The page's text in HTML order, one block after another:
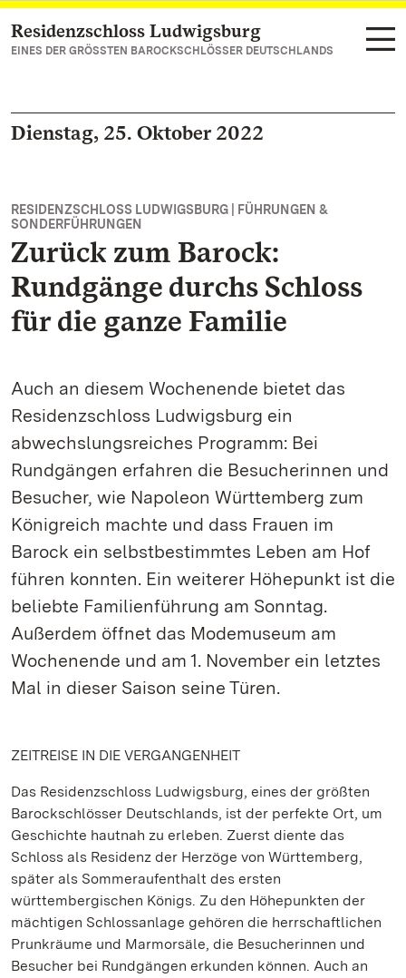
Zum Hauptinhalt springen
Residenzschloss Ludwigsburg
EINES DER GRÖSSTEN BAROCKSCHLÖSSER DEUTSCHLANDS
Dienstag, 25. Oktober 2022
RESIDENZSCHLOSS LUDWIGSBURG | FÜHRUNGEN &
SONDERFÜHRUNGEN
Zurück zum Barock:
Rundgänge durchs Schloss
für die ganze Familie
Auch an diesem Wochenende bietet das
Residenzschloss Ludwigsburg ein
abwechslungsreiches Programm: Bei
Rundgängen erfahren die Besucherinnen und
Besucher, wie Napoleon Württemberg zum
Königreich machte und dass Frauen im
Barock ein selbstbestimmtes Leben am Hof
führen konnten. Ein weiterer Höhepunkt ist die
beliebte Familienführung am Sonntag.
Außerdem öffnet das Modemuseum am
Wochenende und am 1. November ein letztes
Mal in dieser Saison seine Türen.
ZEITREISE IN DIE VERGANGENHEIT
Das Residenzschloss Ludwigsburg, eines der größten
Barockschlösser Deutschlands, ist der perfekte Ort, um
Geschichte hautnah zu erleben. Zuerst diente das
Schloss als Residenz der Herzöge von Württemberg,
später als Sommeraufenthalt des ersten
württembergischen Königs. Zu den Höhepunkten der
mächtigen Schlossanlage gehören die herrschaftlichen
Prunkräume und Marmorsäle, die Besucherinnen und
Besucher bei Rundgängen erkunden können. Auch an